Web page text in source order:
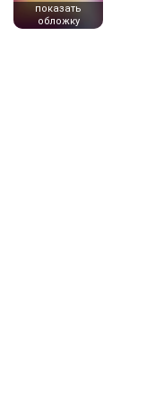
показать
обложку